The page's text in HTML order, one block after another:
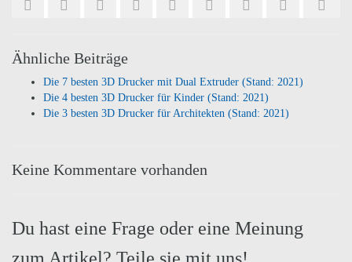
Ähnliche Beiträge
Die 7 besten 3D Drucker mit Dual Extruder (Stand: 2021)
Die 4 besten 3D Drucker für Kinder (Stand: 2021)
Die 3 besten 3D Drucker für Architekten (Stand: 2021)
Keine Kommentare vorhanden
Du hast eine Frage oder eine Meinung